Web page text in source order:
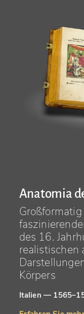
Anatomia
des 16.
realistischen
Körpers
Italien —